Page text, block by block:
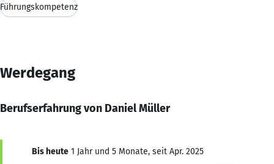
Führungskompetenz
Werdegang
Berufserfahrung von Daniel Müller
Bis heute 1 Jahr und 5 Monate, seit Apr. 2025